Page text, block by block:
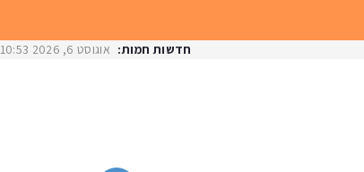
חדשות חמות: אוגוסט 6, 2026 10:53 am